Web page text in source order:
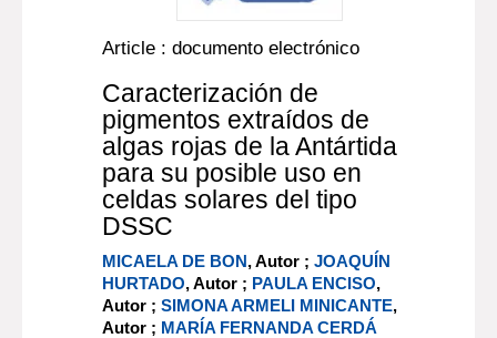
Article : documento electrónico
Caracterización de
pigmentos extraídos de
algas rojas de la Antártida
para su posible uso en
celdas solares del tipo
DSSC
MICAELA DE BON, Autor ;JOAQUÍN
HURTADO, Autor ; PAULA ENCISO,
Autor ;SIMONA ARMELI MINICANTE,
Autor ; MARÍA FERNANDA CERDÁ